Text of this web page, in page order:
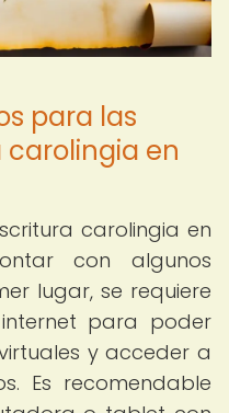
para las
carolingia en
carolingia en
con algunos
lugar, se requiere
para poder
y acceder a
Es recomendable